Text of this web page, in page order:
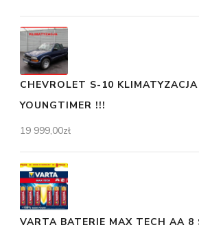
CHEVROLET S-10
YOUNGTIMER !!!
19 999,00zł
VARTA BATERIE MAX TECH AA